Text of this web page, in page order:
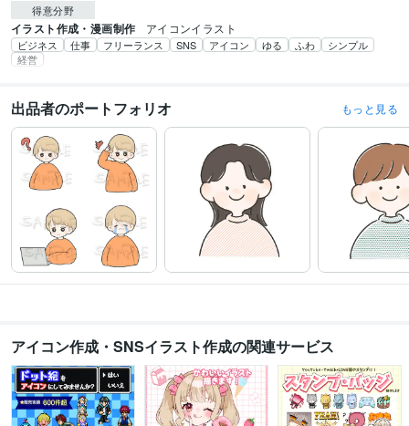
得意分野
イラスト作成・漫画制作 アイコンイラスト
ビジネス 仕事 フリーランス SNS アイコン ゆる ふわ
シンプル
経営
出品者のポートフォリオ もっと見る
アイコン作成・SNSイラスト作成の関連サービス